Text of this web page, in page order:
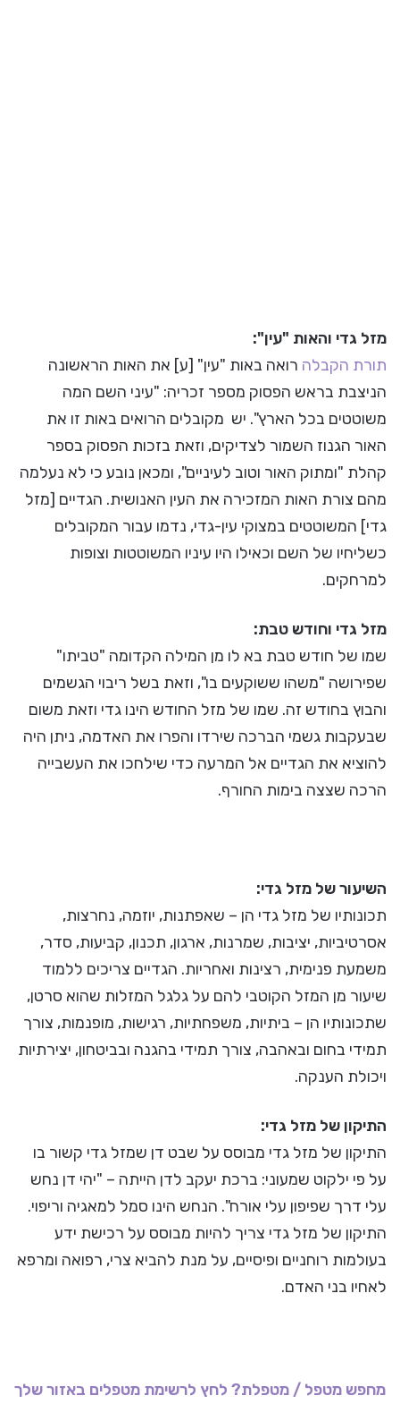
מזל גדי והאות "עין":
תורת הקבלה רואה באות "עין" [ע] את האות הראשונה
הניצבת בראש הפסוק מספר זכריה: "עיני השם המה
משוטטים בכל הארץ". יש מקובלים הרואים באות זו את
האור הגנוז השמור לצדיקים, וזאת בזכות הפסוק בספר
קהלת "ומתוק האור וטוב לעיניים", ומכאן נובע כי לא נעלמה
מהם צורת האות המזכירה את העין האנושית. הגדיים [מזל
גדי] המשוטטים במצוקי עין-גדי, נדמו עבור המקובלים
כשליחיו של השם וכאילו היו עיניו המשוטטות וצופות
למרחקים.
מזל גדי וחודש טבת:
שמו של חודש טבת בא לו מן המילה הקדומה "טביתו"
שפירושה "משהו ששוקעים בו", וזאת בשל ריבוי הגשמים
והבוץ בחודש זה. שמו של מזל החודש הינו גדי וזאת משום
שבעקבות גשמי הברכה שירדו והפרו את האדמה, ניתן היה
להוציא את הגדיים אל המרעה כדי שילחכו את העשבייה
הרכה שצצה בימות החורף.
השיעור של מזל גדי:
תכונותיו של מזל גדי הן – שאפתנות, יוזמה, נחרצות,
אסרטיביות, יציבות, שמרנות, ארגון, תכנון, קביעות, סדר,
משמעת פנימית, רצינות ואחריות. הגדיים צריכים ללמוד
שיעור מן המזל הקוטבי להם על גלגל המזלות שהוא סרטן,
שתכונותיו הן – ביתיות, משפחתיות, רגישות, מופנמות, צורך
תמידי בחום ובאהבה, צורך תמידי בהגנה ובביטחון, יצירתיות
ויכולת הענקה.
התיקון של מזל גדי:
התיקון של מזל גדי מבוסס על שבט דן שמזל גדי קשור בו
על פי ילקוט שמעוני: ברכת יעקב לדן הייתה – "יהי דן נחש
עלי דרך שפיפון עלי אורח". הנחש הינו סמל למאגיה וריפוי.
התיקון של מזל גדי צריך להיות מבוסס על רכישת ידע
בעולמות רוחניים ופיסיים, על מנת להביא צרי, רפואה ומרפא
לאחיו בני האדם.
מחפש מטפל / מטפלת? לחץ לרשימת מטפלים באזור שלך